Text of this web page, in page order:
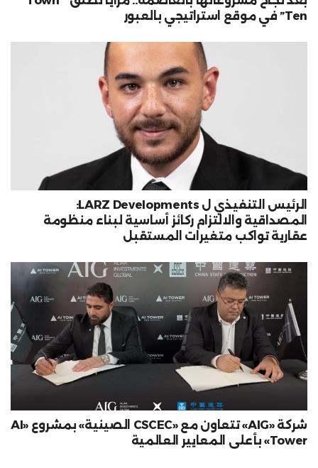
Ten” في موقع استراتيجي بالعبور
الرئيس التنفيذي ل LARZ Developments:
المصداقية والالتزام ركائز أساسية لبناء منظومة
عقارية تواكب متغيرات المستقبل
شركة «AIG» تتعاون مع «CSCEC الصينية» بمشروع «AI
Tower» بأعلى المعايير العالمية